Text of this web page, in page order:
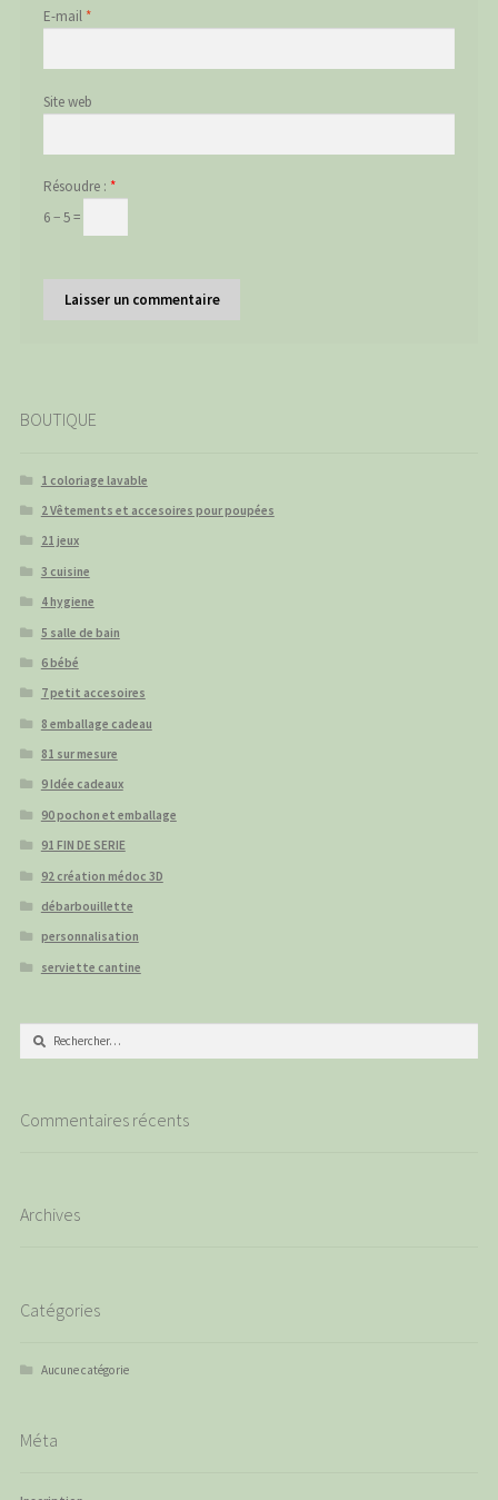
E-mail *
Site web
Résoudre : *
6 − 5 =
BOUTIQUE
1 coloriage lavable
2 Vêtements et accesoires pour poupées
21 jeux
3 cuisine
4 hygiene
5 salle de bain
6 bébé
7 petit accesoires
8 emballage cadeau
81 sur mesure
9 Idée cadeaux
90 pochon et emballage
91 FIN DE SERIE
92 création médoc 3D
débarbouillette
personnalisation
serviette cantine
Rechercher :
Commentaires récents
Archives
Catégories
Aucune catégorie
Méta